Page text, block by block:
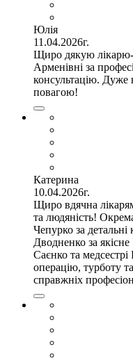
Юлія
11.04.2026г.
Щиро дякую лікарю-
Арменівні за
консультацію. Дуже
повагою!
Катерина
10.04.2026г.
Щиро вдячна
та людяність!
Чепурко за детальні
Дводненко за
Саєнко та медсестрі
операцію, турботу
справжніх